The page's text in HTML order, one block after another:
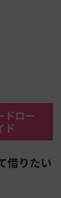
ドロー
ド
借りたい